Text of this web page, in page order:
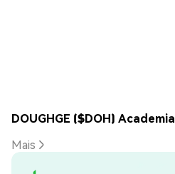
DOUGHGE ($DOH) Academia
Mais